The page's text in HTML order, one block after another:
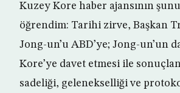
Kuzey Kore haber ajansının
öğrendim: Tarihi zirve, Başkan
Jong-un’u ABD’ye; Jong-un’un
Kore’ye davet etmesi ile
sadeliği, gelenekselliği ve